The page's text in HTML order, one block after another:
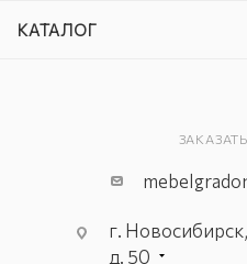
КАТАЛОГ
г.
д. 50